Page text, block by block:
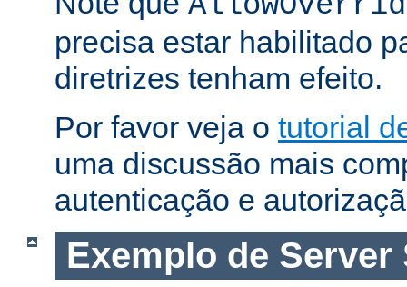
precisa estar habilitado
diretrizes tenham efeito.
Por favor veja o tutorial
uma discussão mais
autenticação e
Exemplo de Server